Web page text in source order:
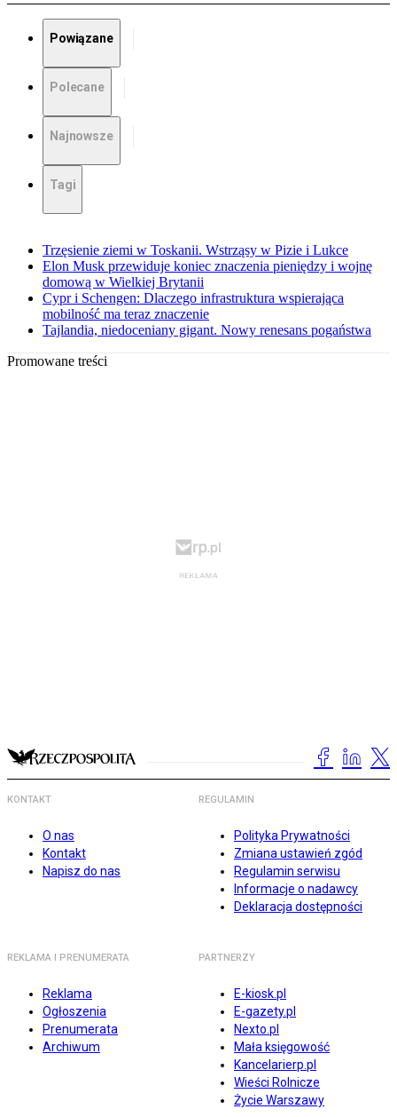
Powiązane
Polecane
Najnowsze
Tagi
Trzęsienie ziemi w Toskanii. Wstrząsy w Pizie i Lukce
Elon Musk przewiduje koniec znaczenia pieniędzy i wojnę
domową w Wielkiej Brytanii
Cypr i Schengen: Dlaczego infrastruktura wspierająca
mobilność ma teraz znaczenie
Tajlandia, niedoceniany gigant. Nowy renesans pogaństwa
Promowane treści
KONTAKT
O nas
Kontakt
Napisz do nas
REGULAMIN
Polityka Prywatności
Zmiana ustawień zgód
Regulamin serwisu
Informacje o nadawcy
Deklaracja dostępności
REKLAMA I PRENUMERATA
Reklama
Ogłoszenia
Prenumerata
Archiwum
PARTNERZY
E-kiosk.pl
E-gazety.pl
Nexto.pl
Mała księgowość
Kancelarierp.pl
Wieści Rolnicze
Życie Warszawy